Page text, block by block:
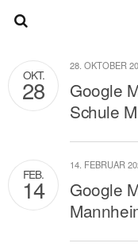
OKT.
28
28. OKTOBER
Google
Schule
FEB.
14
14. FEBRUAR
Google